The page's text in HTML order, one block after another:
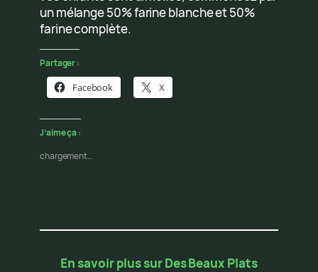
un mélange 50% farine blanche et 50%
farine complète.
Partager :
Facebook X
J’aime ça :
chargement…
En savoir plus sur Des Beaux Plats